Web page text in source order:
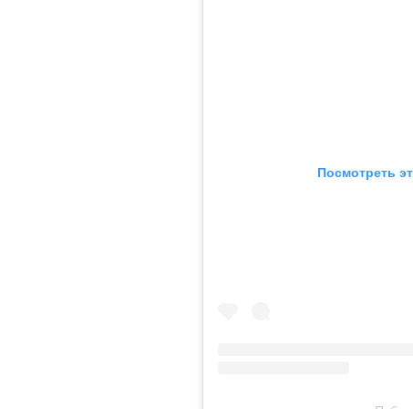
Посмотреть